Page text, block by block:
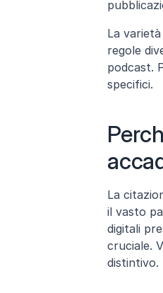
La
regole
podcast.
specifici.
La
il vasto
digitali
cruciale.
distintivo.